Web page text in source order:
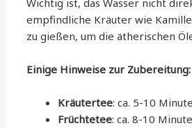
Wichtig ist, das Wasser nicht
empfindliche Kräuter wie
zu gießen, um die ätherischen
Einige Hinweise zur Zubereitung:
Kräutertee: ca. 5-10
Früchtetee: ca. 8-10